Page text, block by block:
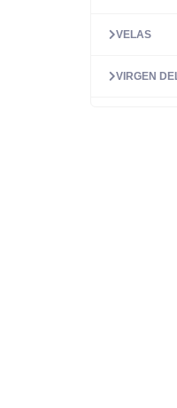
VELAS
VIRGEN